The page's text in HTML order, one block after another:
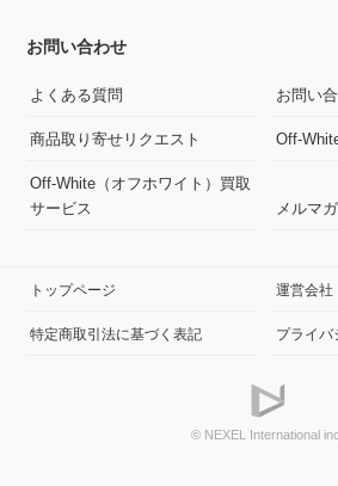
お問い合わせ
よくある質問 お問い
商品取り寄せリクエスト Off-
Off-White（オフホワイト）買取
サービス
メルマ
トップページ 運営会社
特定商取引法に基づく表記 プライバ
© NEXEL International inc.